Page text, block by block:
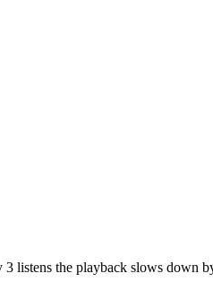
listens the playback slows